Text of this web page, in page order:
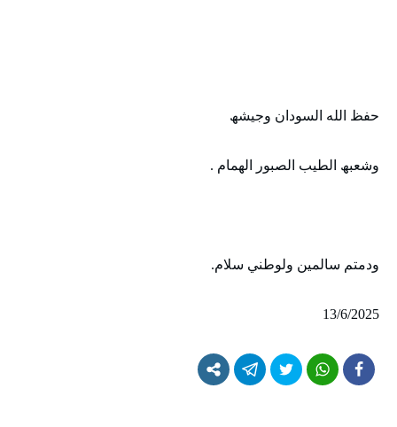
حفظ الله السودان وجيشھ
وشعبھ الطيب الصبور الھمام .
ودمتم سالمين ولوطني سلام.
13/6/2025